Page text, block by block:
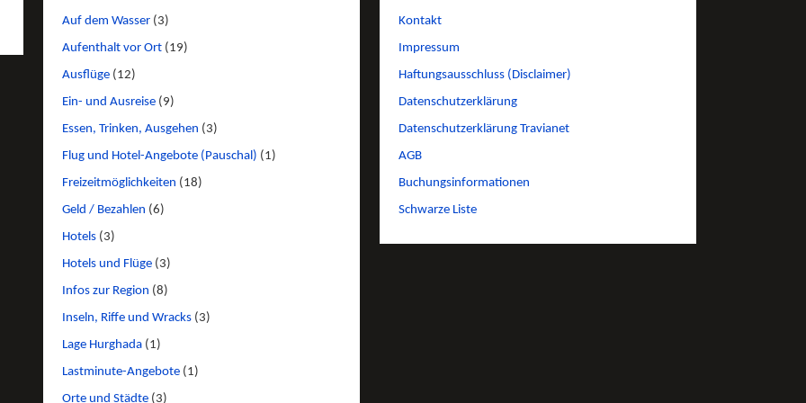
Auf dem Wasser(3)
Aufenthalt vor Ort(19)
Ausflüge(12)
Ein- und Ausreise(9)
Essen, Trinken, Ausgehen (3)
Flug und Hotel-Angebote (Pauschal) (1)
Freizeitmöglichkeiten (18)
Geld / Bezahlen (6)
Hotels(3)
Hotels und Flüge(3)
Infos zur Region (8)
Inseln, Riffe und Wracks(3)
Lage Hurghada(1)
Lastminute-Angebote(1)
Orte und Städte(3)
Kontakt
Impressum
Haftungsausschluss (Disclaimer)
Datenschutzerklärung
Datenschutzerklärung Travianet
AGB
Buchungsinformationen
Schwarze Liste